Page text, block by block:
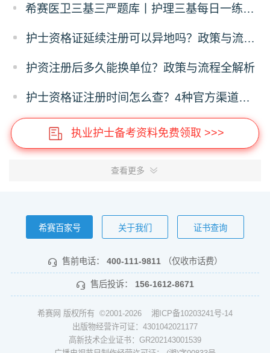
希赛医卫三基三严题库丨护理三基每日一练（12月24日）
护士资格证延续注册可以异地吗？政策与流程全解析
护资注册后多久能换单位？政策与流程全解析
护士资格证注册时间怎么查？4种官方渠道全指南
执业护士备考资料免费领取 >>>
查看更多
希赛百家号 关于我们 证书查询
售前电话： 400-111-9811 （仅收市话费）
售后投诉： 156-1612-8671
希赛网 版权所有 ©2001-2026 湘ICP备10203241号-14
出版物经营许可证：4301042021177
高新技术企业证书：GR202143001539